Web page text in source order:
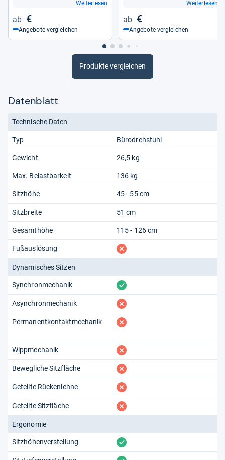
Weiterlesen
€
Angebote vergleichen
Weiterlesen
€
Angebote vergleichen
Produkte vergleichen
Datenblatt
Technische Daten
Typ Bürodrehstuhl
Gewicht 26,5 kg
Max. Belastbarkeit 136 kg
Sitzhöhe 45 - 55 cm
Sitzbreite 51 cm
Gesamthöhe 115 - 126 cm
Fußauslösung fehlt
Dynamisches Sitzen
Synchronmechanik vorhanden
Asynchronmechanik fehlt
Permanentkontaktmechanik fehlt
Wippmechanik fehlt
Bewegliche Sitzfläche fehlt
Geteilte Rückenlehne fehlt
Geteilte Sitzfläche fehlt
Ergonomie
Sitzhöhenverstellung vorhanden